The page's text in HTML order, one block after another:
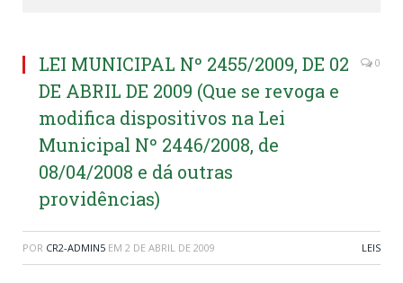
LEI MUNICIPAL Nº 2455/2009, DE 02
DE ABRIL DE 2009 (Que se revoga e
modifica dispositivos na Lei
Municipal Nº 2446/2008, de
08/04/2008 e dá outras
providências)
0
POR CR2-ADMIN5 EM 2 DE ABRIL DE 2009 LEIS